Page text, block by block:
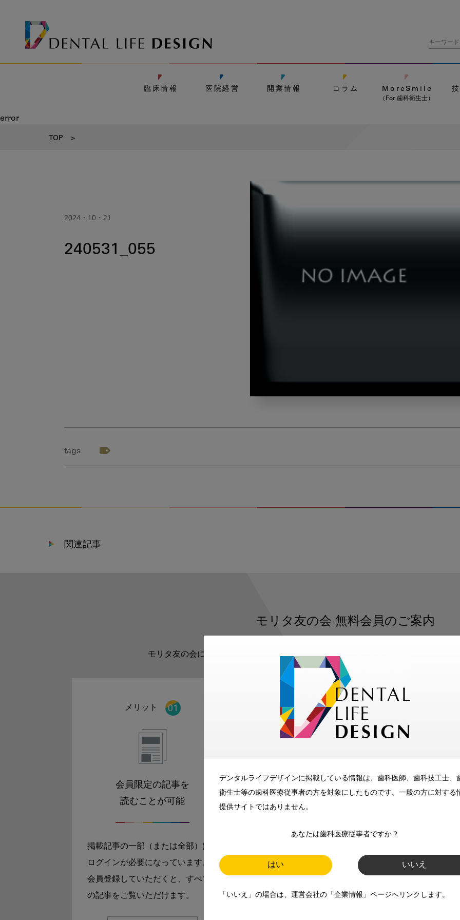
デンタルライフデザインに掲載している情報は、歯科医師、歯科技工士、
衛生士等の歯科医療従事者の方を対象にしたものです。一般の方に対する
提供サイトではありません。
あなたは歯科医療従事者ですか？
はい いいえ
「いいえ」の場合は、運営会社の「企業情報」ページへリンクします。
臨床情報 医院経営 開業情報 コラム MoreSmile
（For 歯科衛生士）
error
TOP >
2024・10・21
240531_055
tags
関連記事
モリタ友の会 無料会員のご案内
モリタ友の会に登録いただくと、デンタルライフデザインをもっと便利にご利用い
メリット
会員限定の記事を
読むことが可能
掲載記事の一部（または全部）は
ログインが必要になっています。
会員登録していただくと、すべて
の記事をご覧いただけます。
メリット
メールマガジンでお届け
師、歯科衛生士、歯科技工士）に
お届けします。